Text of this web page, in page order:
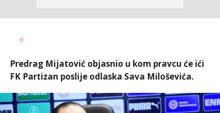
0
Predrag Mijatović objasnio u kom pravcu će ići
FK Partizan poslije odlaska Sava Miloševića.